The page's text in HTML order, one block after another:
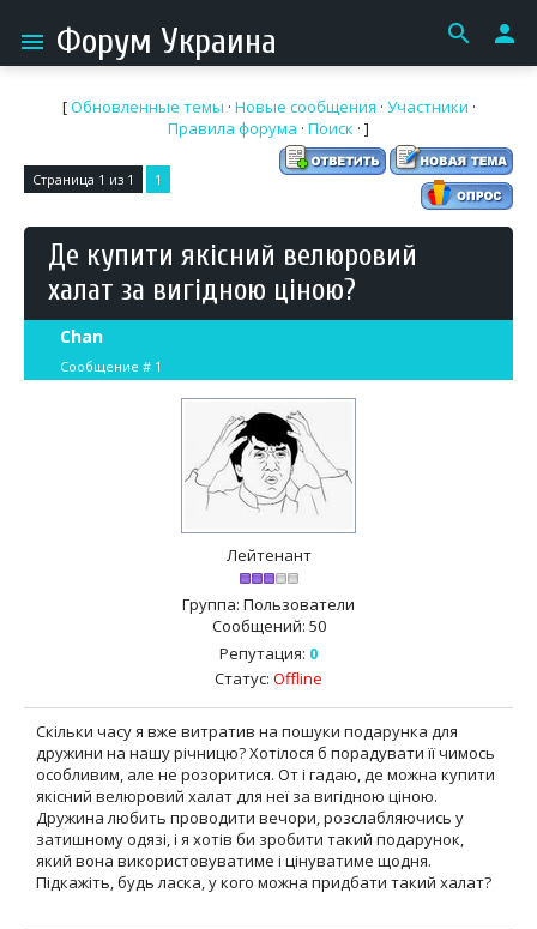
menu Форум Украина search person
[Обновленные темы · Новые сообщения · Участники ·
Правила форума · Поиск · ]
Страница 1 из 1 1
Де купити якісний велюровий
халат за вигідною ціною?
Chan
Сообщение # 1
Лейтенант
Группа: Пользователи
Сообщений: 50
Репутация: 0
Статус: Offline
Скільки часу я вже витратив на пошуки подарунка для
дружини на нашу річницю? Хотілося б порадувати її чимось
особливим, але не розоритися. От і гадаю, де можна купити
якісний велюровий халат для неї за вигідною ціною.
Дружина любить проводити вечори, розслабляючись у
затишному одязі, і я хотів би зробити такий подарунок,
який вона використовуватиме і цінуватиме щодня.
Підкажіть, будь ласка, у кого можна придбати такий халат?